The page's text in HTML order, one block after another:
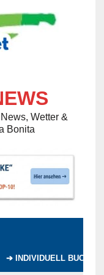
Wetter &
Bonita
➔ INDIVIDUELL BUCHEN